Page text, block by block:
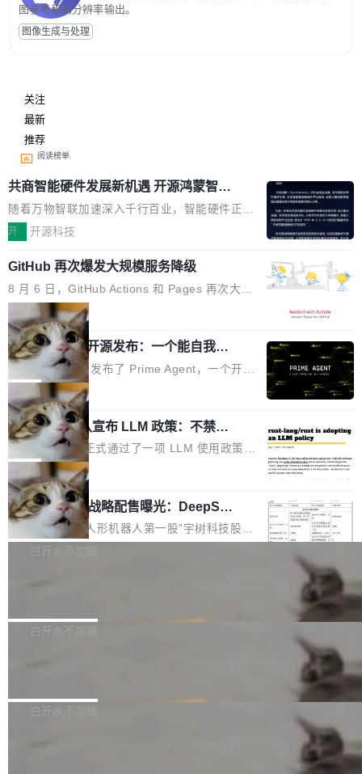
图参考和高分辨率输出。
图像生成与处理
关注
最新
推荐
阅读榜单
共商智能硬件发展新机遇 开源鸿蒙智能
硬件开发者日杭州站即将举行
随着万物智联加速深入千行百业，智能硬件正从
单点设备迈向智能化、网联化、协同化发展。作
鸿蒙通过统一技术底座和分布式能力，为不同类
型智能设备的开发、连接与互联提供关键支撑，
也为产业链企业探索产品创新与商业增长打开新
的空间。 8月14日，开源鸿蒙智能硬件开发者日
（OHDD：OpenHarmony Hardware Develope
r Day）将在杭州启航。活动面向智能硬件产业
链企业和开发者，邀请行业专家与资深技术顾
问，围绕开源鸿蒙技术能力、设备适配、芯片适
配、功耗与稳定性调优、兼容性测评及统一互联
等内容展开系统讲解和实战交流，帮助企业进一
步了解开源鸿蒙在智能...
开 开源科技
GitHub 再次爆发大规模服务降级
8 月 6 日，GitHub Actions 和 Pages 再次大规
模服务降级，Actions 完全不可用超过 5 小时，
webhook 停发，连自托管 runner 也因调度层故
障无法工作。Pages、Copilot code review、C
opilot coding agent 全部受影响。从检测到完全
恢复，大约 12 小时。 这是 2026 年 8 月的第六
起事故，其中四起与 AI/Copilot 服务相关。 Git
Hub 员工 kdaigle 在 HN 讨论中贴出了一组数
据：2025 年全年 10 亿次 commit。现在，每周
2.75 亿次，全年预计 140 亿次。GitHub...
局
Prime Agent 开源发布：一个能自我改
进的编程 Agent，ARC-AGI 3 超越人类
专家基线
Prime Intellect 发布了 Prime Agent，一个开源
的编程 Agent Harness，核心设计围绕两个抽
象：Recursive Language Model（RLM）和 C
ontinual Harness。在 ARC-AGI 3 基准测试
上，Prime Agent + Opus 5 的组合达到了 95.
5% RHAE Best@1，超过了 ARC 报告的人类专
家基线 95.4%。 不是又一个 coding agent 包装
器 Prime Agent 的架构和市面上大多数 coding
agent 有本质区别。大多数 agent harness 的设
计是基于早期模型的能力—...
局
Rust 项目团队宣布 LLM 政策：不禁
止，但你要承认哪些代码不是你写的
Rust 语言项目正式通过了一项 LLM 使用政策，
覆盖 rust-lang/rust 单一仓库的代码贡献。这不
是项目级别的官方立场，目前由五个团队采纳，
但它可能是主流开源项目中关于 AI 辅助贡献最
细致的一份规则。 政策的核心只有一句话：LLM
可以用来分析、提炼、审阅、建议，但不能用来
不得生成涉及安全性的关键变更，除非作者本身
局
宇树科技 IPO 战略配售曝光：DeepSe
ek 获配 93.3 万股，锁定 36 个月
8月6日晚间，“人形机器人第一股”宇树科技股份
有限公司披露IPO发行价格及战略配售结果，杭
36个月。 公告显示，本次宇树科技战略配售对
员工参与设立的专项资产管理计划。其中，Dee
白开水不加糖
Bug fixes and enhancements 修复多次传递同
一个回归问题，该问题导致拉取镜像时会拒绝包
白开水不加糖
e 孵化器项目管理委员会（IPMC）投票中获得
白开水不加糖